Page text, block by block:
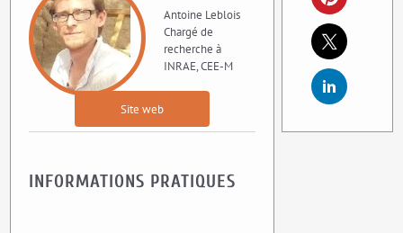
Antoine Leblois
Chargé de
recherche à
INRAE, CEE-M
Site web
INFORMATIONS PRATIQUES